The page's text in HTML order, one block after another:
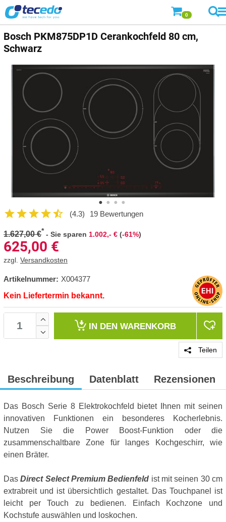
0
Bosch PKM875DP1D Cerankochfeld 80 cm,
Schwarz
(4.3) 19 Bewertungen
1.627,00 €* - Sie sparen 1.002,- € (-61%)
625,00 €
zzgl. Versandkosten
Artikelnummer: X004377
Kein Liefertermin bekannt.
IN DEN WARENKORB
Teilen
Beschreibung Datenblatt Rezensionen
Das Bosch Serie 8 Elektrokochfeld bietet Ihnen mit seinen
innovativen Funktionen ein besonderes Kocherlebnis.
Nutzen Sie die Power Boost-Funktion oder die
zusammenschaltbare Zone für langes Kochgeschirr, wie
einen Bräter.
DasDirect Select Premium Bedienfeld ist mit seinen 30 cm
extrabreit und ist übersichtlich gestaltet. Das Touchpanel ist
leicht per Touch zu bedienen. Einfach Kochzone und
Kochstufe auswählen und loskochen.